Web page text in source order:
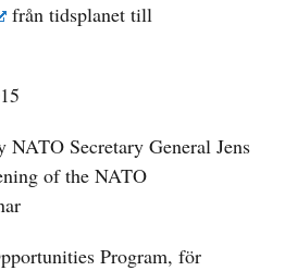
från tidsplanet till
NATO Secretary General Jens
of the NATO
Program, för